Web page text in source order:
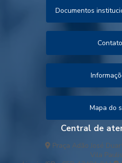
Documentos
Contato
Mapa do
Central de
Praça Adão José
Vila